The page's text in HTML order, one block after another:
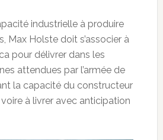
industrielle à produire
Max Holste doit s’associer à
pour délivrer dans les
attendues par l’armée de
la capacité du constructeur
à livrer avec anticipation